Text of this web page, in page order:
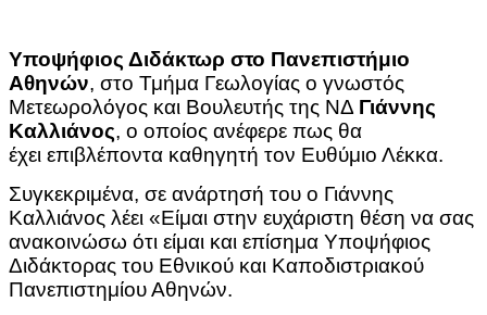
Υποψήφιος Διδάκτωρ στο Πανεπιστήμιο
Αθηνών, στο Τμήμα Γεωλογίας ο γνωστός
Mετεωρολόγος και Bουλευτής της ΝΔ Γιάννης
Καλλιάνος, ο οποίος ανέφερε πως θα
έχει επιβλέποντα καθηγητή τον Ευθύμιο Λέκκα.
Συγκεκριμένα, σε ανάρτησή του ο Γιάννης
Καλλιάνος λέει «Είμαι στην ευχάριστη θέση να σας
ανακοινώσω ότι είμαι και επίσημα Υποψήφιος
Διδάκτορας του Εθνικού και Καποδιστριακού
Πανεπιστημίου Αθηνών.